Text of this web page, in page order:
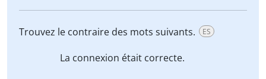
Trouvez le contraire des mots suivants. ES
La connexion était correcte.